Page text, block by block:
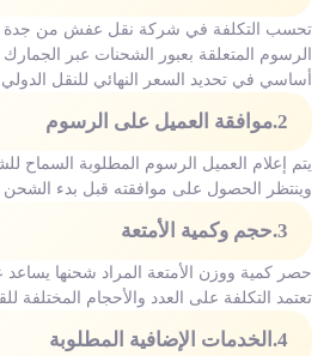
تحسب التكلفة في شركة نقل عفش من جدة
الرسوم المتعلقة بعبور الشحنات عبر
أساسي في تحديد السعر النهائي للنقل الدولي.
2.موافقة العميل على الرسوم
يتم إعلام العميل الرسوم المطلوبة السماح
وينتظر الحصول على موافقته قبل بدء الشحن
3.حجم وكمية الأمتعة
حصر كمية ووزن الأمتعة المراد شحنها يساعد
تعتمد التكلفة على العدد والأحجام المختلفة
4.الخدمات الإضافية المطلوبة